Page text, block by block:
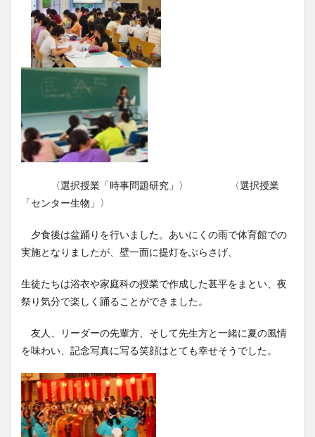
〈選択授業「時事問題研究」〉 〈選択授業
「センター生物」〉
夕食後は盆踊りを行いました。あいにくの雨で体育館での
実施となりましたが、壁一面に提灯をぶらさげ、
生徒たちは浴衣や家庭科の授業で作成した甚平をまとい、夜
祭り気分で楽しく踊ることができました。
友人、リーダーの先輩方、そして先生方と一緒に夏の風情
を味わい、記念写真に写る笑顔はとても幸せそうでした。